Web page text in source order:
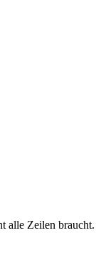
alle Zeilen braucht.